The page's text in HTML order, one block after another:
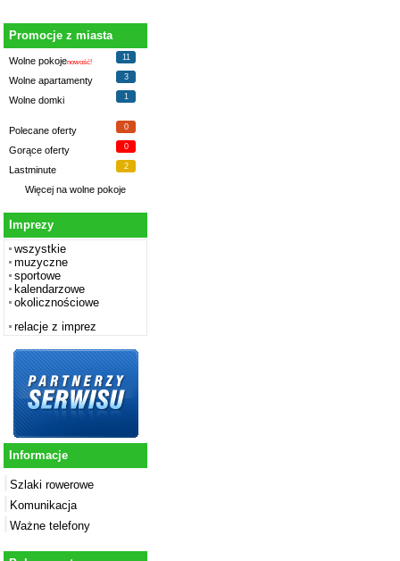
Promocje z miasta
Wolne pokojenowość!
11
Wolne apartamenty 3
Wolne domki 1
Polecane oferty 0
Gorące oferty 0
Lastminute 2
Więcej na wolne pokoje
Imprezy
wszystkie
muzyczne
sportowe
kalendarzowe
okolicznościowe
relacje z imprez
Informacje
Szlaki rowerowe
Komunikacja
Ważne telefony